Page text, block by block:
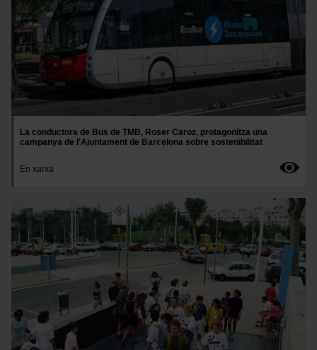
La conductora de Bus de TMB, Roser Caroz, protagonitza una
campanya de l'Ajuntament de Barcelona sobre sostenibilitat
En xarxa